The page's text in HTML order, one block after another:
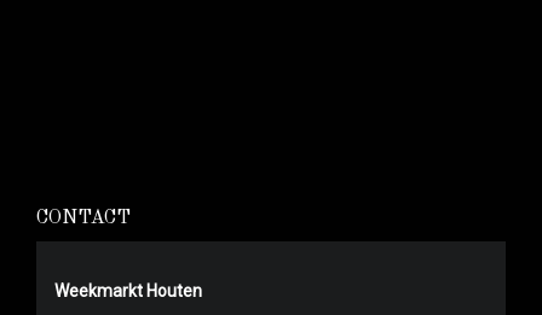
CONTACT
Weekmarkt Houten